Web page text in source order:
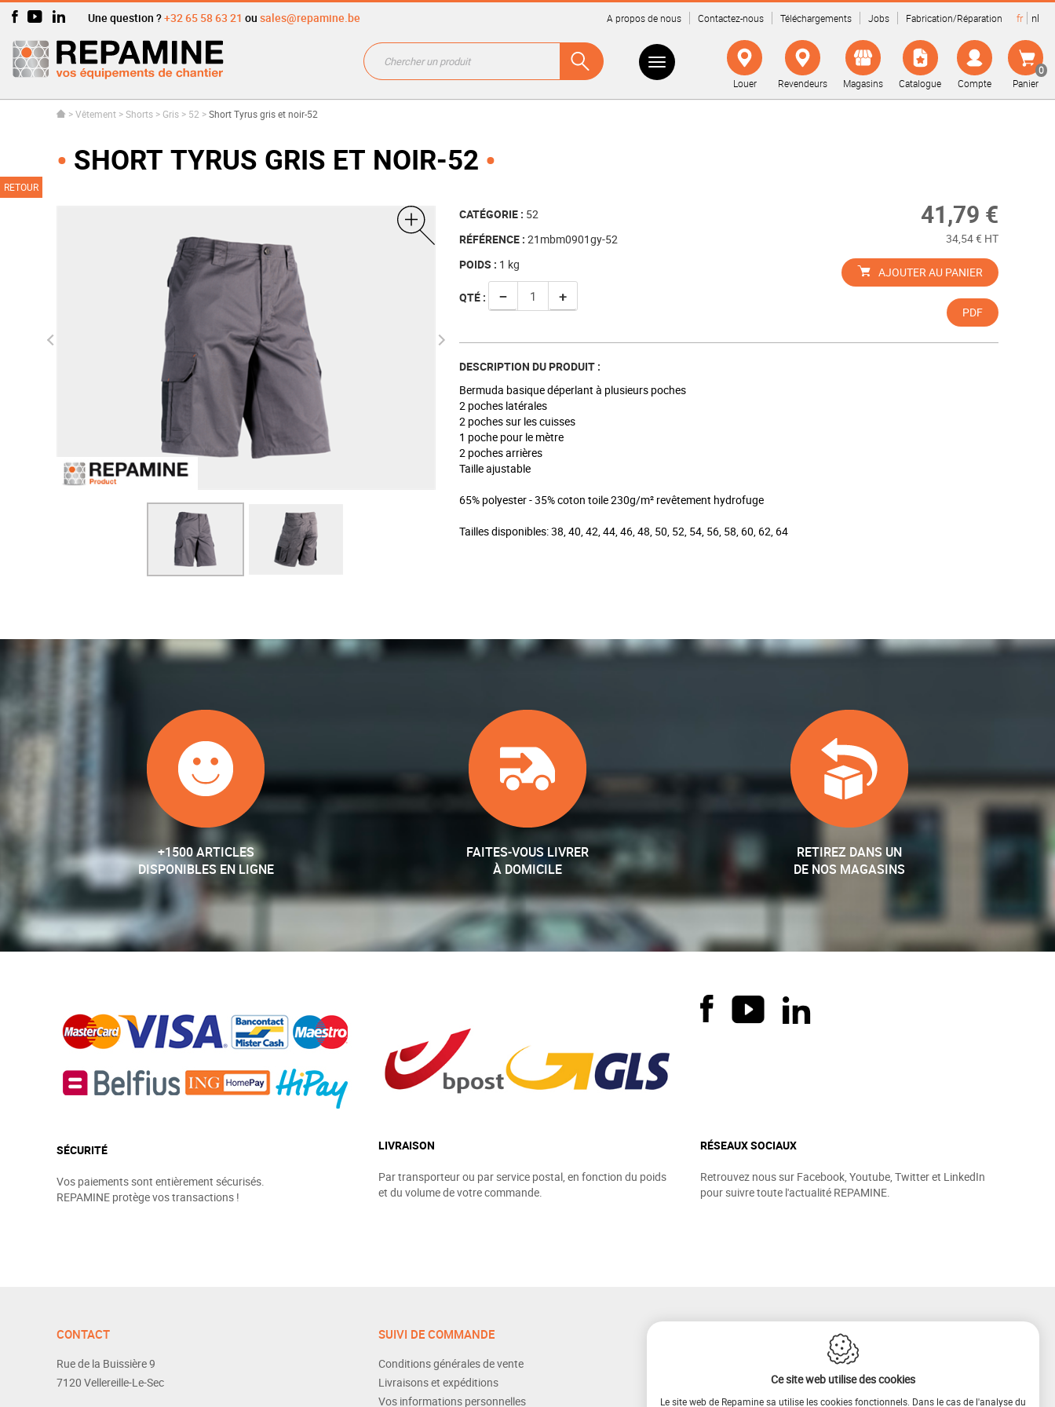
Une question ?+32 65 58 63 21 ou sales@repamine.be A propos de nous Contactez-nous Téléchargements Jobs Fabrication/Réparation fr nl
0
Panier
Compte
Catalogue
Magasins
Revendeurs
Louer
>Vêtement >Shorts > Gris > 52 >Short Tyrus gris et noir-52
SHORT TYRUS GRIS ET NOIR-52
CATÉGORIE : 52
RÉFÉRENCE : 21mbm0901gy-52
POIDS : 1 kg
QTÉ : − +
41,79 €
34,54 € HT
AJOUTER AU PANIER
PDF
DESCRIPTION DU PRODUIT :
Bermuda basique déperlant à plusieurs poches
2 poches latérales
2 poches sur les cuisses
1 poche pour le mètre
2 poches arrières
Taille ajustable
65% polyester - 35% coton toile 230g/m² revêtement hydrofuge
Tailles disponibles: 38, 40, 42, 44, 46, 48, 50, 52, 54, 56, 58, 60, 62, 64
RETOUR
+1500 ARTICLES
DISPONIBLES EN LIGNE
FAITES-VOUS LIVRER
À DOMICILE
RETIREZ DANS UN
DE NOS MAGASINS
SÉCURITÉ
Vos paiements sont entièrement sécurisés.
REPAMINE protège vos transactions !
LIVRAISON
Par transporteur ou par service postal, en fonction du poids
et du volume de votre commande.
RÉSEAUX SOCIAUX
Retrouvez nous sur Facebook, Youtube, Twitter et LinkedIn
pour suivre toute l'actualité REPAMINE.
CONTACT
Rue de la Buissière 9
7120 Vellereille-Le-Sec
SUIVI DE COMMANDE
Conditions générales de vente
Livraisons et expéditions
Vos informations personnelles
Ce site web utilise des cookies
Le site web de Repamine sa utilise les cookies fonctionnels. Dans le cas de l'analyse du